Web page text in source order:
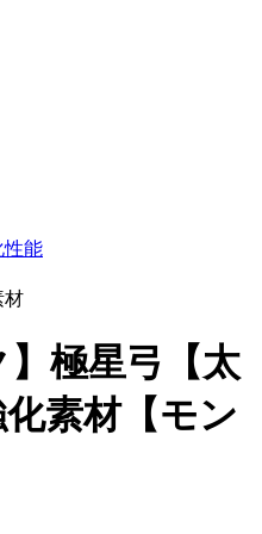
性能
材
】極星弓【太
素材【モン